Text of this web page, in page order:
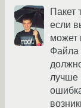
Пакет
если
может
Файла
лучше